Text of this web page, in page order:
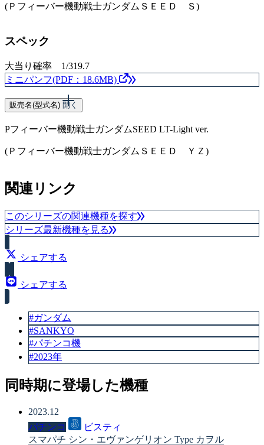
(Ｐフィーバー機動戦士ガンダムＳＥＥＤ Ｓ)
スペック
大当り確率 1/319.7
ミニパンフ(PDF：18.6MB)
販売名(型式名) 開く
Pフィーバー機動戦士ガンダムSEED LT-Light ver.
(Ｐフィーバー機動戦士ガンダムＳＥＥＤ ＹＺ)
スペック
大当り確率 1/129.8
ミニパンフ(PDF：4.6MB)
関連リンク
このシリーズの関連機種を探す
シリーズ最新機種を見る
シェアする
シェアする
#ガンダム
#SANKYO
#パチンコ機
#2023年
同時期に登場した機種
2023.12
パチンコ
ビスティ
スマパチ シン・エヴァンゲリオン Type カヲル